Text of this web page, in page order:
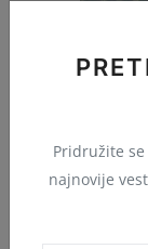
Pridružite
najnovije
Povezane